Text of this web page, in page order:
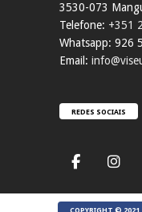
3530-073
Telefone: +351
Whatsapp: 926
Email:
REDES SOCIAIS
COPYRIGHT © 2021